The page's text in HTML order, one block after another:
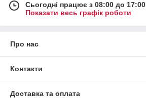
Сьогодні працює з 08:00 до 17:00
Показати весь графік роботи
Про нас
Контакти
Доставка та оплата